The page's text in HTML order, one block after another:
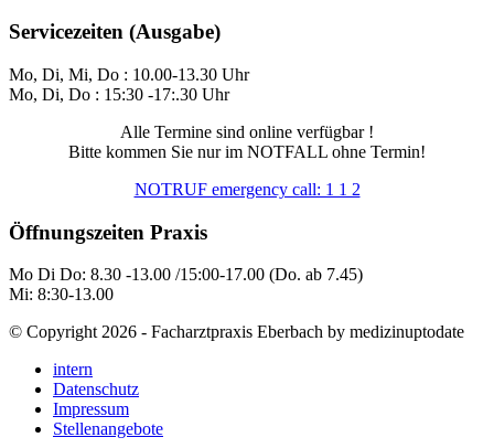
Servicezeiten (Ausgabe)
Mo, Di, Mi, Do : 10.00-13.30 Uhr
Mo, Di, Do : 15:30 -17:.30 Uhr
Alle Termine sind online verfügbar !
Bitte kommen Sie nur im NOTFALL ohne Termin!
NOTRUF emergency call: 1 1 2
Öffnungszeiten Praxis
Mo Di Do: 8.30 -13.00 /15:00-17.00 (Do. ab 7.45)
Mi: 8:30-13.00
© Copyright 2026 - Facharztpraxis Eberbach by medizinuptodate
intern
Datenschutz
Impressum
Stellenangebote